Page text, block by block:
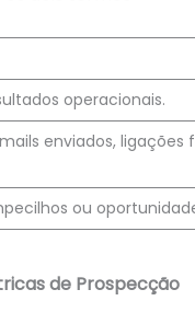
operacionais.
enviados, ligações
ou
de Prospecção